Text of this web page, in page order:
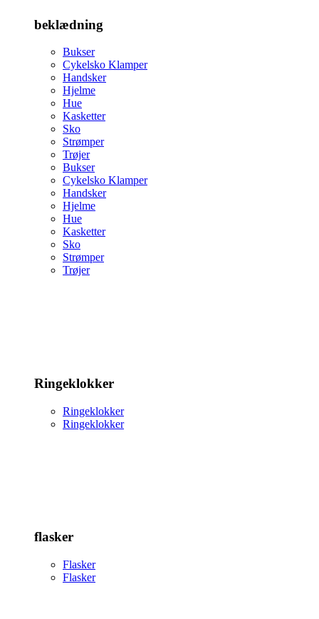
beklædning
Bukser
Cykelsko Klamper
Handsker
Hjelme
Hue
Kasketter
Sko
Strømper
Trøjer
Bukser
Cykelsko Klamper
Handsker
Hjelme
Hue
Kasketter
Sko
Strømper
Trøjer
Ringeklokker
Ringeklokker
Ringeklokker
flasker
Flasker
Flasker